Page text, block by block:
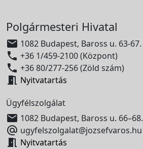
Polgármesteri Hivatal
 1082 Budapest, Baross u. 63-67.
 +36 1/459-2100 (Központ)
 +36 80/277-256 (Zöld szám)
 Nyitvatartás
Ügyfélszolgálat
 1082 Budapest, Baross u. 66–68.
 ugyfelszolgalat@jozsefvaros.hu
 Nyitvatartás